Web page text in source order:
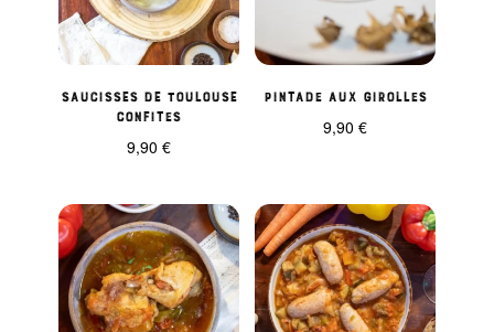
Saucisses de Toulouse
confites
9,90 €
Pintade aux girolles
9,90€